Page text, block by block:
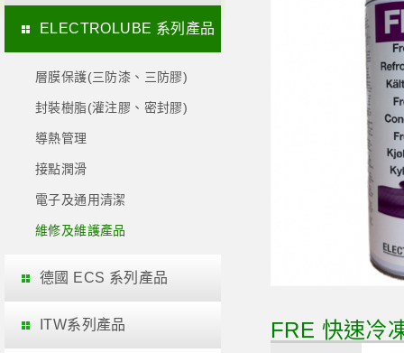
ELECTROLUBE 系列產品
層膜保護(三防漆、三防膠)
封裝樹脂(灌注膠、密封膠)
導熱管理
接點潤滑
電子及通用清潔
維修及維護產品
德國 ECS 系列產品
ITW系列產品 FRE 快速冷